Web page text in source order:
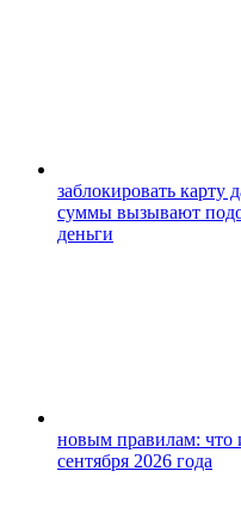
заблокировать карту
суммы вызывают
деньги
новым правилам: что
сентября 2026 года